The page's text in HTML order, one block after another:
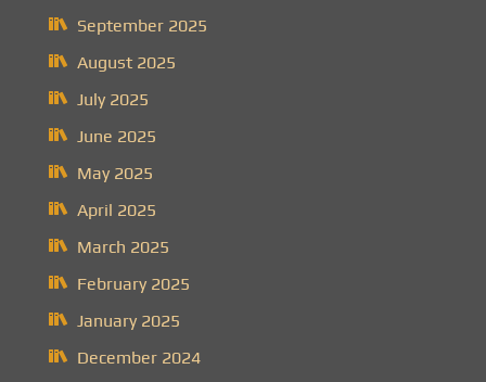
September 2025
August 2025
July 2025
June 2025
May 2025
April 2025
March 2025
February 2025
January 2025
December 2024